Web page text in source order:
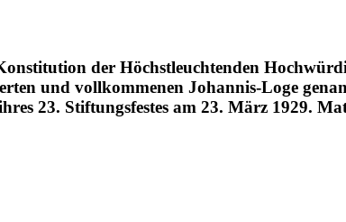
der Höchstleuchtenden
und vollkommenen Johannis-Loge
23. Stiftungsfestes am 23. März 1929.